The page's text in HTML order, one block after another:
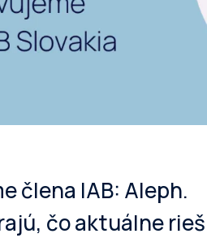
člena IAB: Aleph.
čo aktuálne